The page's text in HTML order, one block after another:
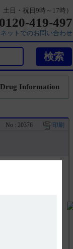
日・祝日9時～17時）
419-497
ットでのお問い合わせ
Drug Information
No : 20376 印刷